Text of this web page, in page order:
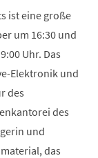
ist eine große
um 16:30 und
Uhr. Das
Elektronik und
des
des
und
das